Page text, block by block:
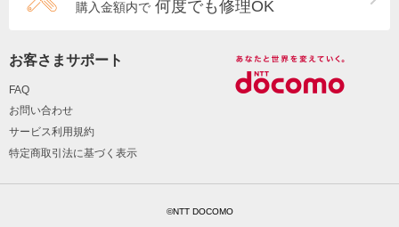
購入金額内で 何度でも修理OK
お客さまサポート
FAQ
お問い合わせ
サービス利用規約
特定商取引法に基づく表示
©NTT DOCOMO